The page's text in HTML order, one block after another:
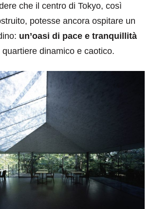
che il centro di Tokyo, così
potesse ancora ospitare un
un’oasi di pace e tranquillità
quartiere dinamico e caotico.